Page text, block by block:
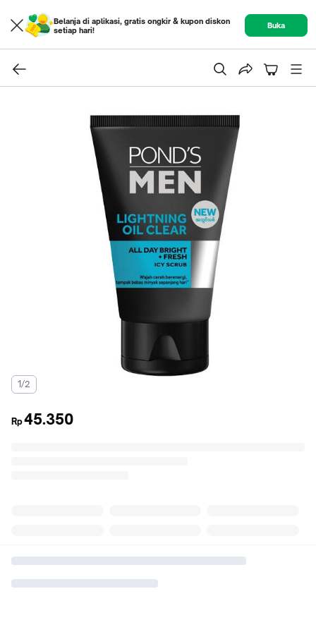
Belanja di aplikasi, gratis ongkir & kupon diskon
setiap hari!
Buka
1/2
Rp45.350